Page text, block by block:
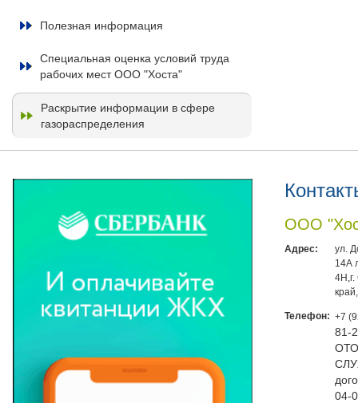
Полезная информация
Специальная оценка условий труда
рабочих мест ООО "Хоста"
Раскрытие информации в сфере
газораспределения
ООО
Адрес:
ул.
14А
Телефон: +7
81-
04-